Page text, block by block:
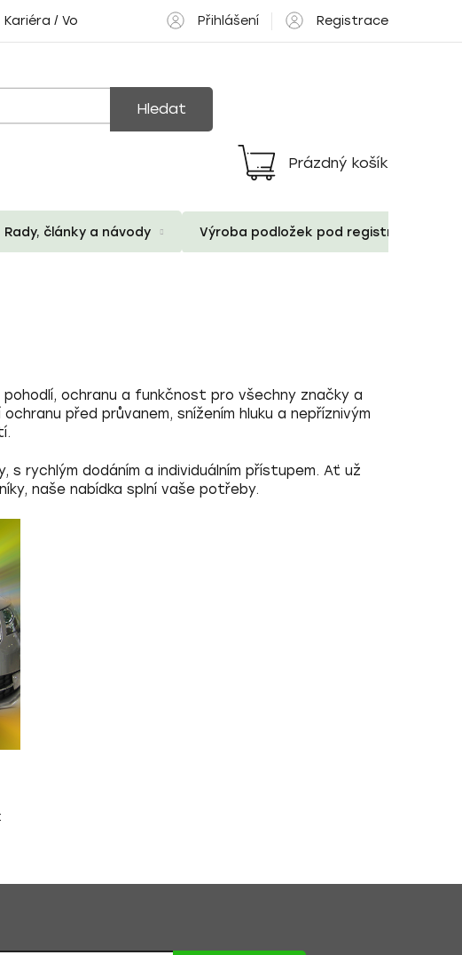
Kariéra / Volné pozice Přihlášení Registrace
Hledat
Nákupní
košík
Prázdný košík
Rady, články a návody Výroba podložek pod registrační
ochranu a funkčnost pro všechny značky a
před průvanem, snížením hluku a nepříznivým
, s rychlým dodáním a individuálním přístupem. Ať už
naše nabídka splní vaše potřeby.